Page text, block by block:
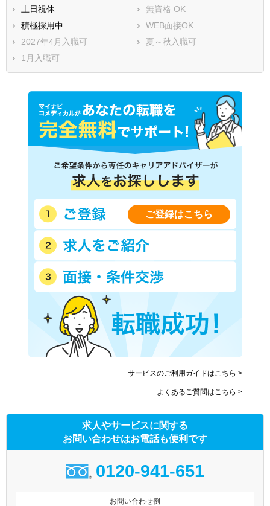
土日祝休
無資格 OK
積極採用中
WEB面接OK
2027年4月入職可
夏～秋入職可
1月入職可
ご登録はこちら
サービスのご利用ガイドはこちら >
よくあるご質問はこちら >
求人やサービスに関する
お問い合わせはお電話も便利です
0120-941-651
お問い合わせ例